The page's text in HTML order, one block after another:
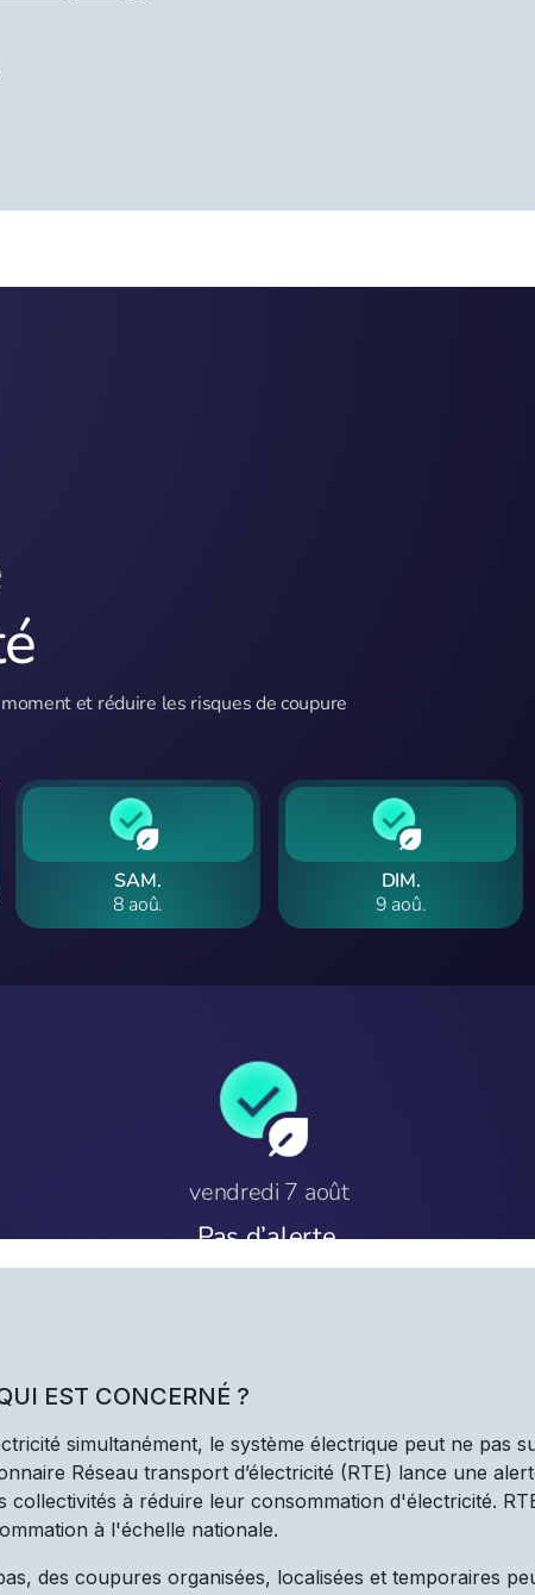
EST CONCERNÉ ?
simultanément, le système électrique peut ne pas
Réseau transport d’électricité (RTE) lance une
collectivités à réduire leur consommation d'électricité.
à l'échelle nationale.
des coupures organisées, localisées et temporaires